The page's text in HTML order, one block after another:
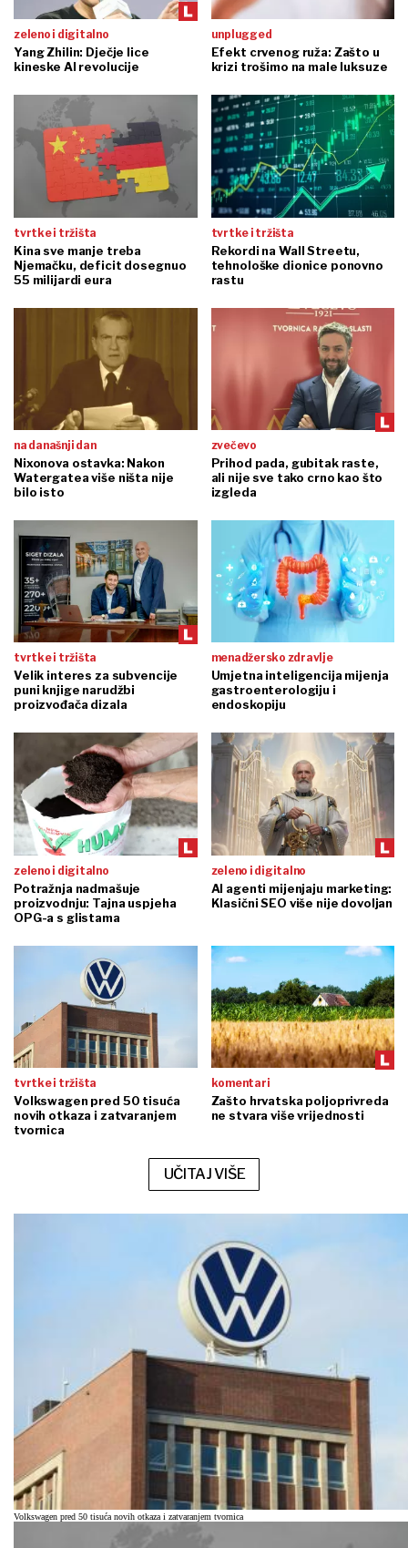
zeleno i digitalno
Yang Zhilin: Dječje lice
kineske AI revolucije
unplugged
Efekt crvenog ruža: Zašto u
krizi trošimo na male luksuze
tvrtke i tržišta
Kina sve manje treba
Njemačku, deficit dosegnuo
55 milijardi eura
tvrtke i tržišta
Rekordi na Wall Streetu,
tehnološke dionice ponovno
rastu
na današnji dan
Nixonova ostavka: Nakon
Watergatea više ništa nije
bilo isto
zvečevo
Prihod pada, gubitak raste,
ali nije sve tako crno kao što
izgleda
tvrtke i tržišta
Velik interes za subvencije
puni knjige narudžbi
proizvođača dizala
menadžersko zdravlje
Umjetna inteligencija mijenja
gastroenterologiju i
endoskopiju
zeleno i digitalno
Potražnja nadmašuje
proizvodnju: Tajna uspjeha
OPG-a s glistama
zeleno i digitalno
AI agenti mijenjaju marketing:
Klasični SEO više nije dovoljan
tvrtke i tržišta
Volkswagen pred 50 tisuća
novih otkaza i zatvaranjem
tvornica
komentari
Zašto hrvatska poljoprivreda
ne stvara više vrijednosti
UČITAJ VIŠE
Volkswagen pred 50 tisuća novih otkaza i zatvaranjem tvornica